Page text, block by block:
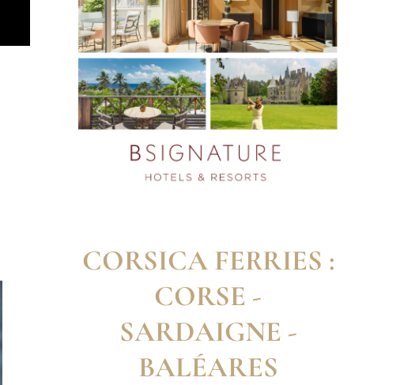
CORSICA FERRIES :
CORSE -
SARDAIGNE -
BALÉARES